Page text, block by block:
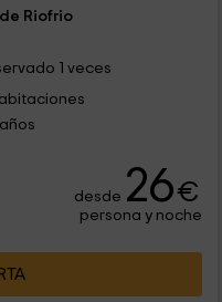
Riofrio
1 veces
desde 26€
persona y noche